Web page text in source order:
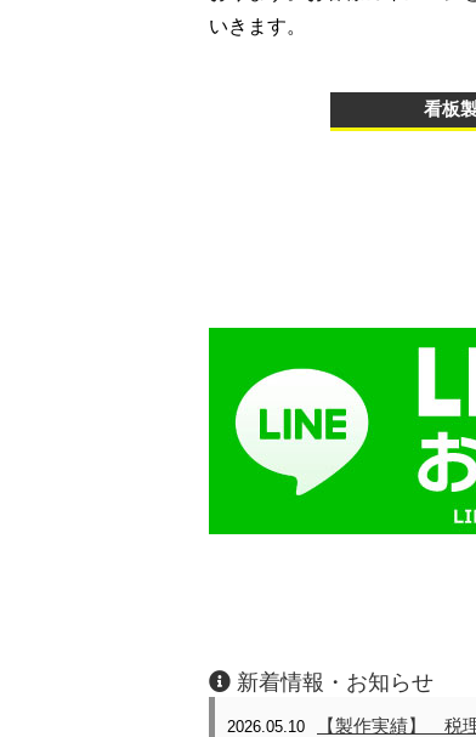
いきます。
看板
新着情報・お知らせ
2026.05.10 【製作実績】 税